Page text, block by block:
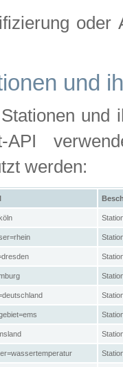
und
und
API
werden: